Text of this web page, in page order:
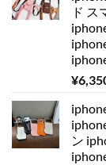
ド ス
¥
ン